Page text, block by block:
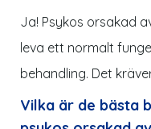
Ja! Psykos orsakad
leva ett normalt
behandling. Det
Vilka är de bästa